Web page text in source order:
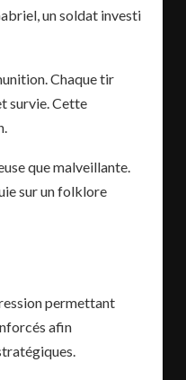
un soldat investi
Chaque tir
survie. Cette
que malveillante.
sur un folklore
permettant
afin